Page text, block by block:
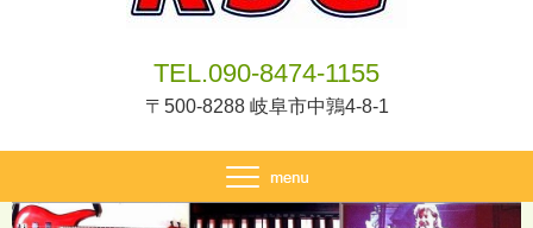
TEL.090-8474-1155
〒500-8288 岐阜市中鶉4-8-1